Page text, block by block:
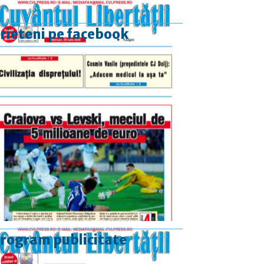
pe facebook
publicitate